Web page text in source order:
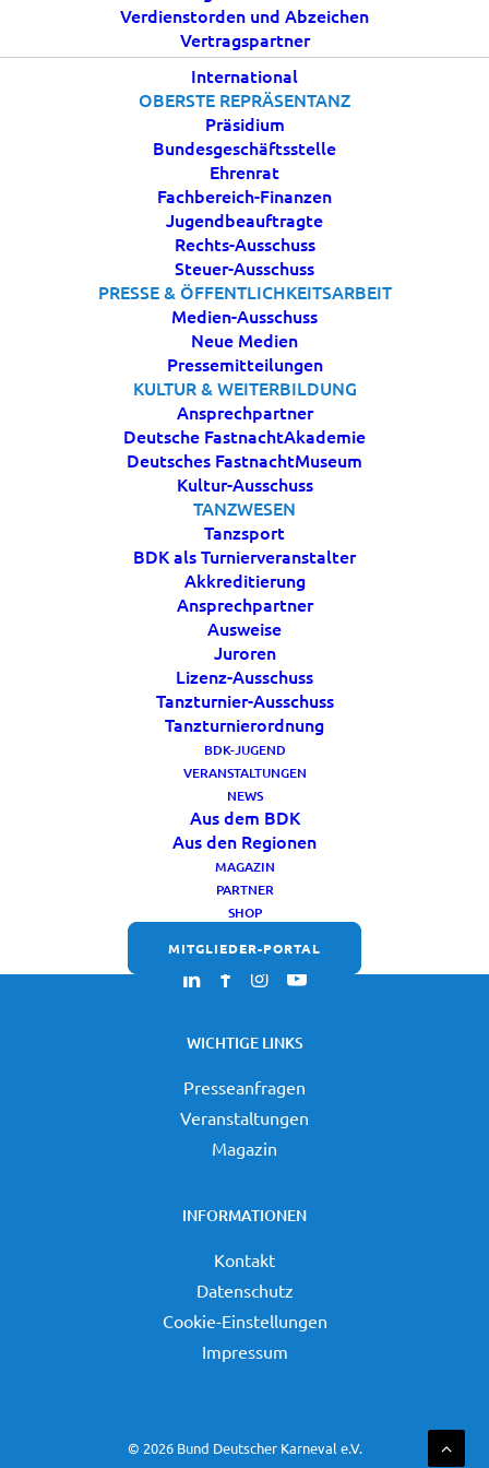
Verdienstorden und Abzeichen
Vertragspartner
International
OBERSTE REPRÄSENTANZ
Präsidium
Bundesgeschäftsstelle
Ehrenrat
Fachbereich-Finanzen
Jugendbeauftragte
Rechts-Ausschuss
Steuer-Ausschuss
PRESSE & ÖFFENTLICHKEITSARBEIT
Medien-Ausschuss
Neue Medien
Pressemitteilungen
KULTUR & WEITERBILDUNG
Ansprechpartner
Deutsche FastnachtAkademie
Deutsches FastnachtMuseum
Kultur-Ausschuss
TANZWESEN
Tanzsport
BDK als Turnierveranstalter
Akkreditierung
Ansprechpartner
Ausweise
Juroren
Lizenz-Ausschuss
Tanzturnier-Ausschuss
Tanzturnierordnung
BDK-JUGEND
VERANSTALTUNGEN
NEWS
Aus dem BDK
Aus den Regionen
MAGAZIN
PARTNER
SHOP
MITGLIEDER-PORTAL
28 MAI, 2020 | INAKTUELLES
BDK | 28.05.2020 |Hygiene- und Begleitkonzept
zum Training von Vereinen des Bund Deutscher
Karneval e.V. für den Wiedereinstieg
Trainingsbetrieb im karnevalistischen Tanzsport!
Für alle Mitgliedsvereine hinterlegt im
Mitgliederportal „Rubrik FAQs/Dokumente“
Karnevalistischer Tanzsport
FOLGT UNS
WICHTIGE LINKS
Presseanfragen
Veranstaltungen
Magazin
INFORMATIONEN
Kontakt
Datenschutz
Cookie-Einstellungen
Impressum
© 2026 Bund Deutscher Karneval e.V.